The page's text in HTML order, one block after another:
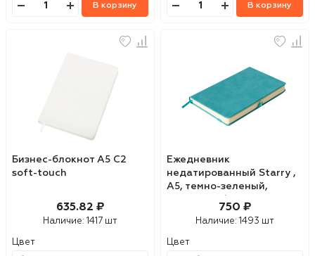
В корзину В корзину
Бизнес-блокнот А5 C2
soft-touch
635.82 ₽
Наличие: 1417 шт
Цвет
Ежедневник
недатированный Starry ,
А5, темно-зеленый,
750 ₽
Наличие: 1493 шт
Цвет